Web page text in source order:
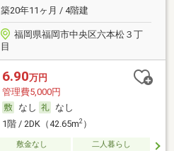
築20年11ヶ月 / 4階建
福岡県福岡市中央区六本松３丁
目
6.90万円
管理費5,000円
なし
なし
1階 / 2DK（42.65m2）
敷金なし 二人暮らし